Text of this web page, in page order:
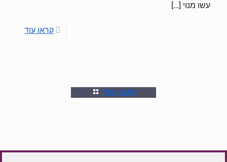
עשו מנוי […]
קראו עוד
טענו עוד